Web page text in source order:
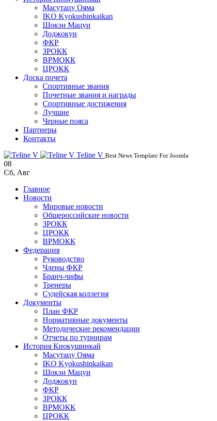
Масутацу Ояма
IKO Kyokushinkaikan
Шокэи Мацуи
Доджокун
ФКР
ЗРОКК
ВРМОКК
ЦРОКК
Доска почета
Спортивные звания
Почетные звания и награды
Спортивные достижения
Лучшие
Черные пояса
Партнеры
Контакты
Teline V Best News Template For Joomla
08
Сб, Авг
Главное
Новости
Мировые новости
Общероссийские новости
ЗРОКК
ЦРОКК
ВРМОКК
Федерация
Руководство
Члены ФКР
Бранч-чифы
Тренеры
Судейская коллегия
Документы
План ФКР
Нормативные документы
Методические рекомендации
Отчеты по турнирам
История Киокушинкай
Масутацу Ояма
IKO Kyokushinkaikan
Шокэи Мацуи
Доджокун
ФКР
ЗРОКК
ВРМОКК
ЦРОКК